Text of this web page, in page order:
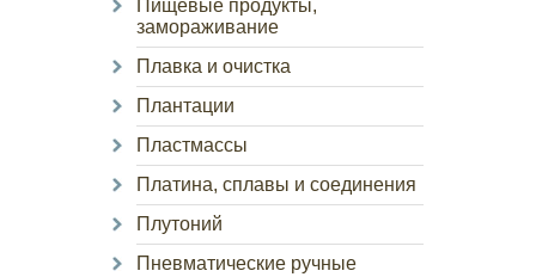
Пищевые продукты,
замораживание
Плавка и очистка
Плантации
Пластмассы
Платина, сплавы и соединения
Плутоний
Пневматические ручные